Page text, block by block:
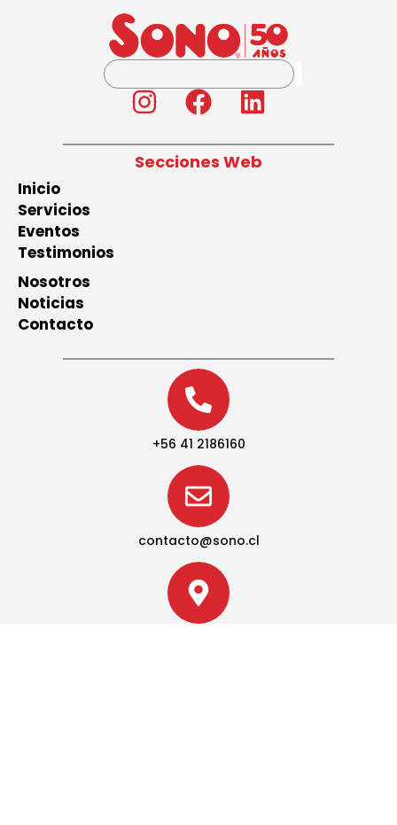
Secciones Web
Inicio
Servicios
Eventos
Testimonios
Nosotros
Noticias
Contacto
+56 41 2186160
contacto@sono.cl